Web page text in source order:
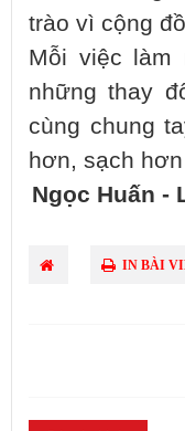
trào vì cộng
Mỗi việc làm
những thay
cùng chung
hơn, sạch
Ngọc Huấn -
IN BÀI